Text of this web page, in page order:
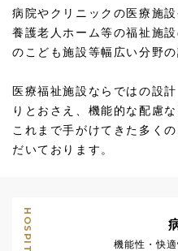
病院やクリニックの医療施
養護老人ホーム等の福祉施
のこども施設等幅広い分野
医療福祉施設ならではの設
りとおさえ、機能的な配慮
これまで手がけてきた多く
だいております。
HOSPITAL
機能性・快